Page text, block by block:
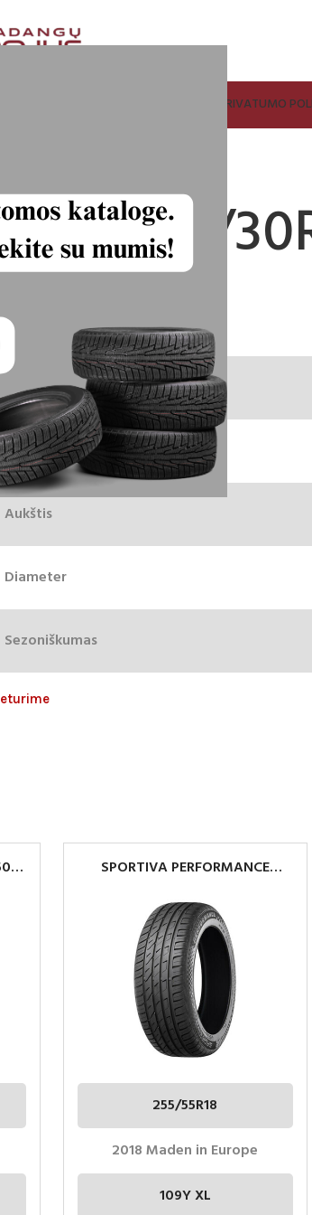
SUPIRKIMAS PRIVATUMO
265/
70.00€65.00€
Plotis
Aukštis
Diameter
Sezoniškumas
SPORTIVA PERFORMANCE
255/55R18
2018 Maden in Europe
109Y XL